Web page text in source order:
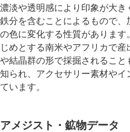
濃淡や透明感により印象が大
鉄分を含むことによるもので、
の色に変化する性質がありま
じめとする南米やアフリカで産
や結晶群の形で採掘されるこ
知られ、アクセサリー素材や
ています。
アメジスト・鉱物データ